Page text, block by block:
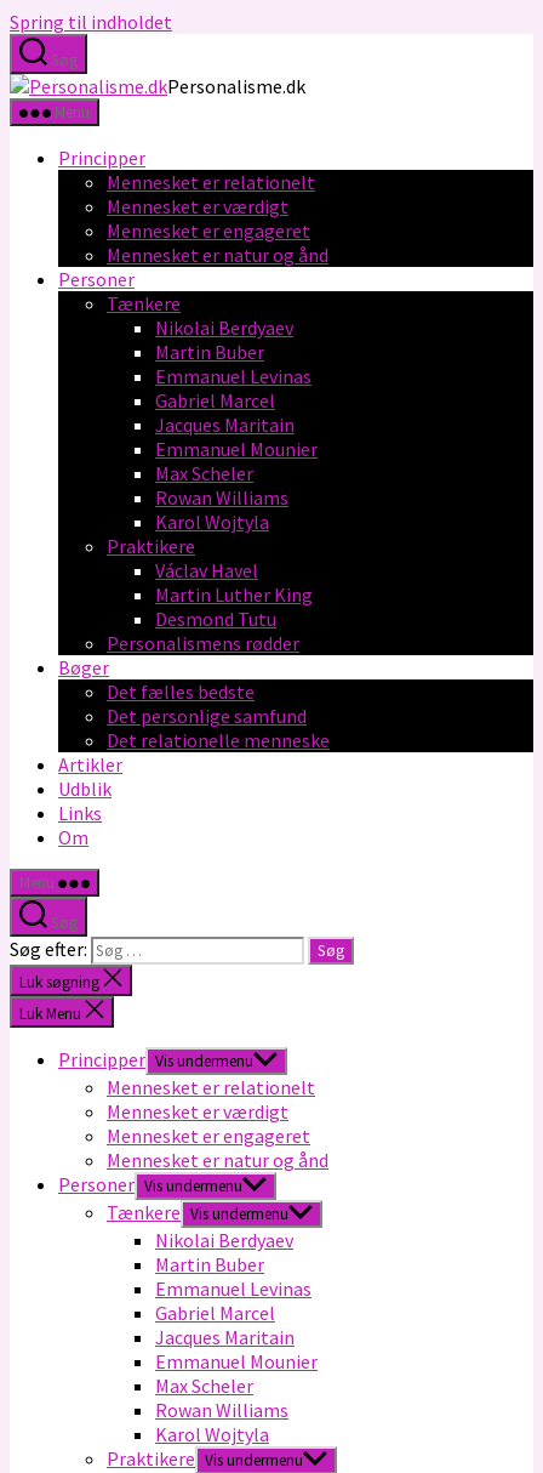
Spring til indholdet
Søg
Personalisme.dk
Menu
Principper
Mennesket er relationelt
Mennesket er værdigt
Mennesket er engageret
Mennesket er natur og ånd
Personer
Tænkere
Nikolai Berdyaev
Martin Buber
Emmanuel Levinas
Gabriel Marcel
Jacques Maritain
Emmanuel Mounier
Max Scheler
Rowan Williams
Karol Wojtyla
Praktikere
Václav Havel
Martin Luther King
Desmond Tutu
Personalismens rødder
Bøger
Det fælles bedste
Det personlige samfund
Det relationelle menneske
Artikler
Udblik
Links
Om
Menu
Søg
Søg efter:
Luk søgning
Luk Menu
Principper Vis undermenu
Mennesket er relationelt
Mennesket er værdigt
Mennesket er engageret
Mennesket er natur og ånd
Personer Vis undermenu
Tænkere Vis undermenu
Nikolai Berdyaev
Martin Buber
Emmanuel Levinas
Gabriel Marcel
Jacques Maritain
Emmanuel Mounier
Max Scheler
Rowan Williams
Karol Wojtyla
Praktikere Vis undermenu